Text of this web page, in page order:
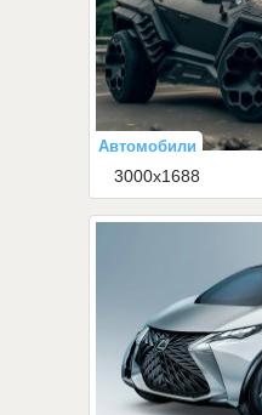
Автомобили
3000x1688